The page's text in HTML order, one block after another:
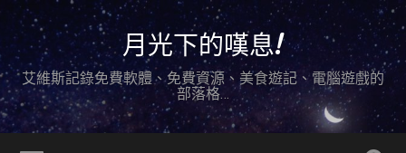
月光下的嘆息!
艾維斯記錄免費軟體、免費資源、美食遊記、電腦遊戲的
部落格…